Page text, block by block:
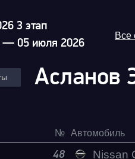
3 этап
— 05 июля 2026
Все
Асланов
№ Автомобиль
48
Nissan GT-R